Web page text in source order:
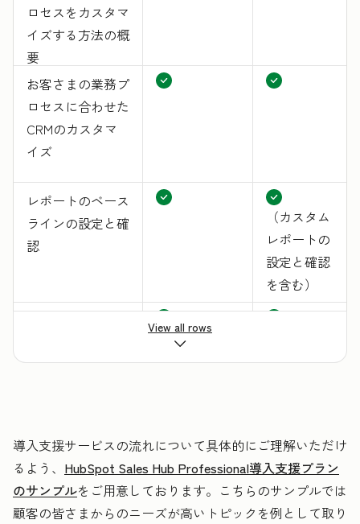
ロセスをカスタマ
イズする方法の概
要
お客さまの業務プ
ロセスに合わせた
CRMのカスタマ
イズ
レポートのベース
ラインの設定と確
認
（カスタム
レポートの
設定と確認
を含む）
ンバーの招待、権
標準的なセールス
オートメーション
の設定
View all rows
導入支援サービスの流れについて具体的にご理解いただけ
るよう、 HubSpot Sales Hub Professional導入支援プラン
のサンプルをご用意しております。こちらのサンプルでは
顧客の皆さまからのニーズが高いトピックを例として取り